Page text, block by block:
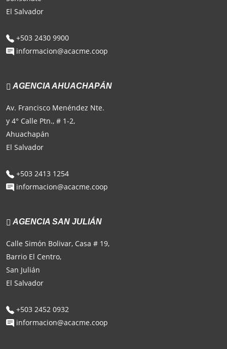
El Salvador
+503 2430 9900
informacion@acacme.coop
AGENCIA AHUACHAPÁN
Av. Francisco Menéndez Nte.
y 4° Calle Ptn., # 1-2,
Ahuachapán
El Salvador
+503 2413 1254
informacion@acacme.coop
AGENCIA SAN JULIÁN
Calle Simón Bolivar, Casa # 19,
Barrio El Centro,
San Julián
El Salvador
+503 2452 0932
informacion@acacme.coop